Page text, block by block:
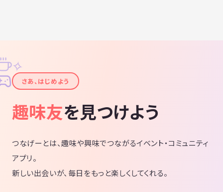
『大人のマダミス会Legacy』
～夜の部～
PITMILの最高傑作！
🕰️開催日時🕰️
■日時：⏰
15:35~19:50
■開場時間：
15:35にお越しください
15:50までには完全集合でお願いします
✦
✧
さあ、はじめよう
趣味友を見つけよう
つなげーとは、趣味や興味でつながるイベント・コミュニティ
アプリ。
新しい出会いが、毎日をもっと楽しくしてくれる。